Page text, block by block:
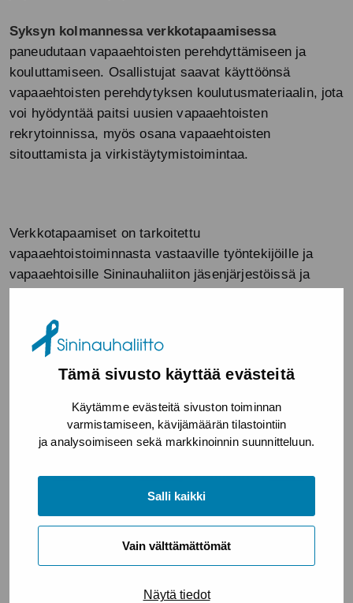
Tämä sivusto käyttää evästeitä
Käytämme evästeitä sivuston toiminnan
varmistamiseen, kävijämäärän tilastointiin
ja analysoimiseen sekä markkinoinnin suunnitteluun.
Vain välttämättömät
Salli kaikki
Näytä tiedot
Syksyn kolmannessa verkkotapaamisessa
paneudutaan vapaaehtoisten perehdyttämiseen ja
kouluttamiseen. Osallistujat saavat käyttöönsä
vapaaehtoisten perehdytyksen koulutusmateriaalin, jota
voi hyödyntää paitsi uusien vapaaehtoisten
rekrytoinnissa, myös osana vapaaehtoisten
sitouttamista ja virkistäytymistoimintaa.
Verkkotapaamiset on tarkoitettu
vapaaehtoistoiminnasta vastaaville työntekijöille ja
vapaaehtoisille Sininauhaliiton jäsenjärjestöissä ja
toimintaa jo järjestäville tahot.
Lämpimästi tervetuloa mukaan!
löydättäältä, toisentäältäja kolmannentäältä.
Heidi Eriksson, hyvinvointi- ja vapaaehtoistyön